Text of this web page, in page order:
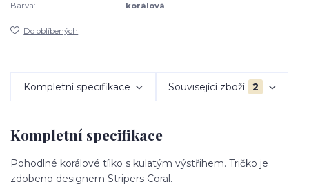
Barva:
korálová
Do oblíbených
Kompletní specifikace Související zboží 2
Kompletní specifikace
Pohodlné korálové tílko s kulatým výstřihem. Tričko je
zdobeno designem Stripers Coral.